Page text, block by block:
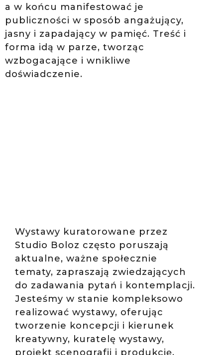
a w końcu manifestować je
publiczności w sposób angażujący,
jasny i zapadający w pamięć. Treść i
forma idą w parze, tworząc
wzbogacające i wnikliwe
doświadczenie.
Wystawy kuratorowane przez
Studio Boloz często poruszają
aktualne, ważne społecznie
tematy, zapraszają zwiedzających
do zadawania pytań i kontemplacji.
Jesteśmy w stanie kompleksowo
realizować wystawy, oferując
tworzenie koncepcji i kierunek
kreatywny, kuratelę wystawy,
projekt scenografii i produkcję.